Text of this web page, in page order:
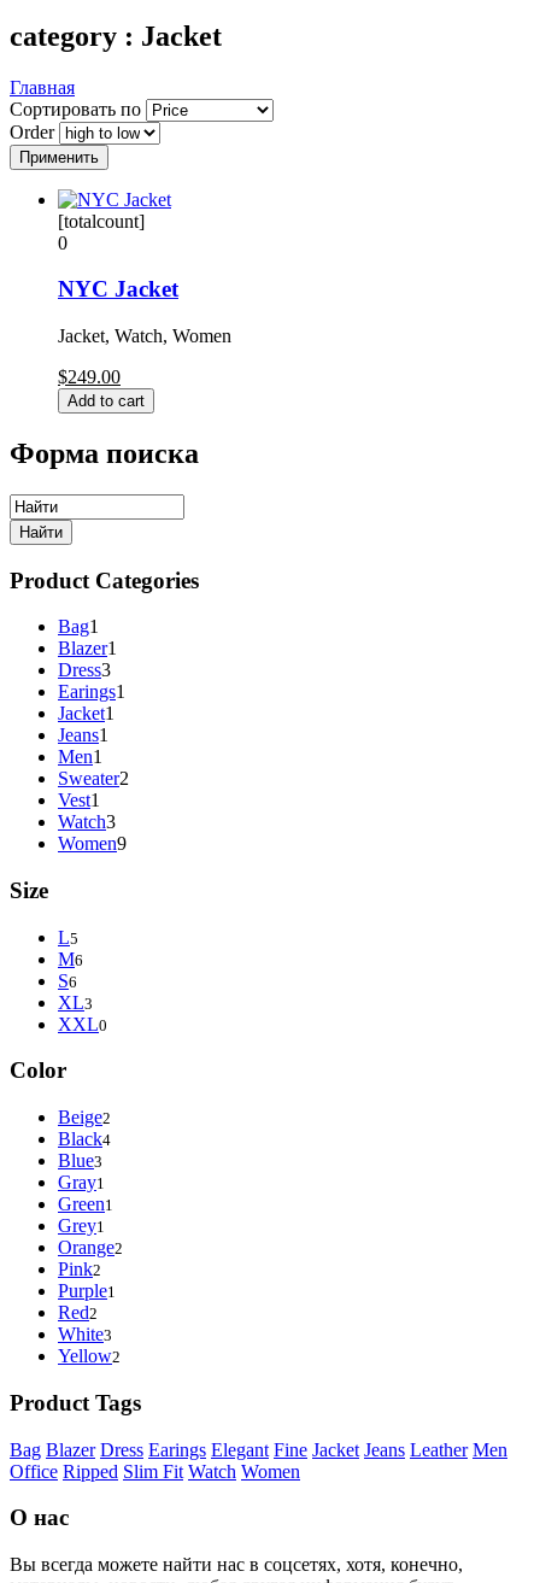
category : Jacket
Главная
Сортировать по
Order
[totalcount]
0
NYC Jacket
Jacket, Watch, Women
$249.00
Форма поиска
Product Categories
Bag1
Blazer1
Dress3
Earings1
Jacket1
Jeans1
Men1
Sweater2
Vest1
Watch3
Women9
Size
L5
M6
S6
XL3
XXL0
Color
Beige2
Black4
Blue3
Gray1
Green1
Grey1
Orange2
Pink2
Purple1
Red2
White3
Yellow2
Product Tags
Bag Blazer Dress Earings Elegant Fine Jacket Jeans Leather Men
Office Ripped Slim Fit Watch Women
О нас
Вы всегда можете найти нас в соцсетях, хотя, конечно,